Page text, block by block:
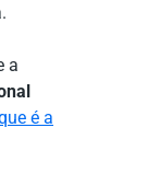
a
é a